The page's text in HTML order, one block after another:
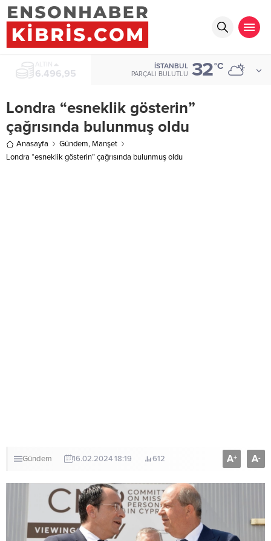
6.496,95
İSTANBUL
PARÇALI BULUTLU 32°C
Londra “esneklik gösterin”
çağrısında bulunmuş oldu
Anasayfa Gündem, Manşet
Londra “esneklik gösterin” çağrısında bulunmuş oldu
Gündem 16.02.2024 18:19 612 A+ A-